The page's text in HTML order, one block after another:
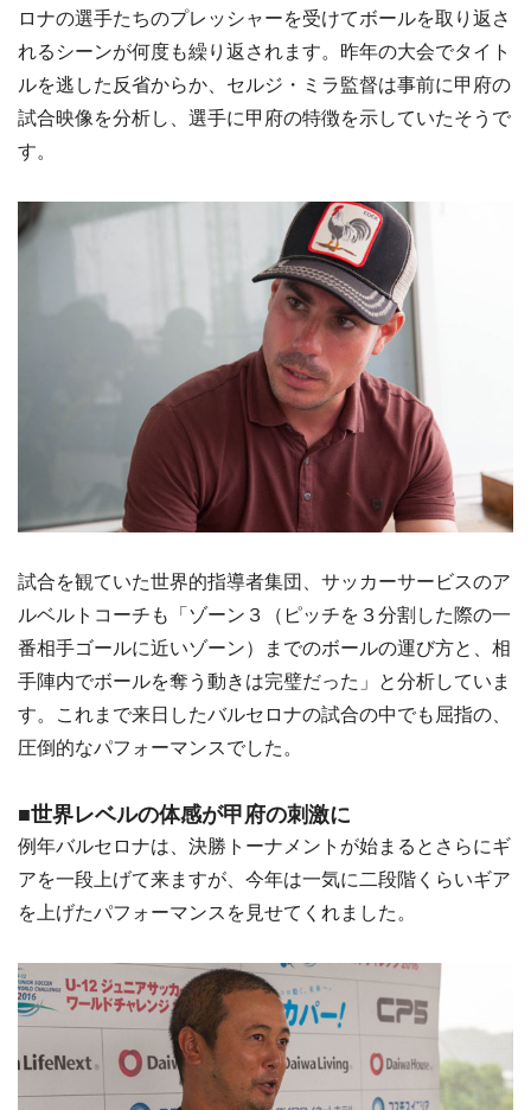
ロナの選手たちのプレッシャーを受けてボールを取り返さ
れるシーンが何度も繰り返されます。昨年の大会でタイト
ルを逃した反省からか、セルジ・ミラ監督は事前に甲府の
試合映像を分析し、選手に甲府の特徴を示していたそうで
す。
試合を観ていた世界的指導者集団、サッカーサービスのア
ルベルトコーチも「ゾーン３（ピッチを３分割した際の一
番相手ゴールに近いゾーン）までのボールの運び方と、相
手陣内でボールを奪う動きは完璧だった」と分析していま
す。これまで来日したバルセロナの試合の中でも屈指の、
圧倒的なパフォーマンスでした。
■世界レベルの体感が甲府の刺激に
例年バルセロナは、決勝トーナメントが始まるとさらにギ
アを一段上げて来ますが、今年は一気に二段階くらいギア
を上げたパフォーマンスを見せてくれました。